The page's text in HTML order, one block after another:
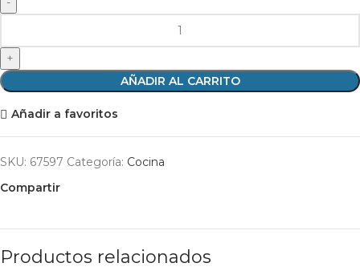
AÑADIR AL CARRITO
Añadir a favoritos
SKU: 67597 Categoría: Cocina
Compartir
Productos relacionados